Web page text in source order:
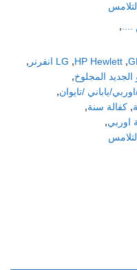
,
,
HP Hewlett
, LG انفرنر
,
المجلوخ,
ياباني /تايوان,
, كفالة سنة,
اوربي,